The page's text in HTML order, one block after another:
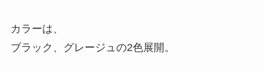
カラーは、
ブラック、グレージュの2色展開。